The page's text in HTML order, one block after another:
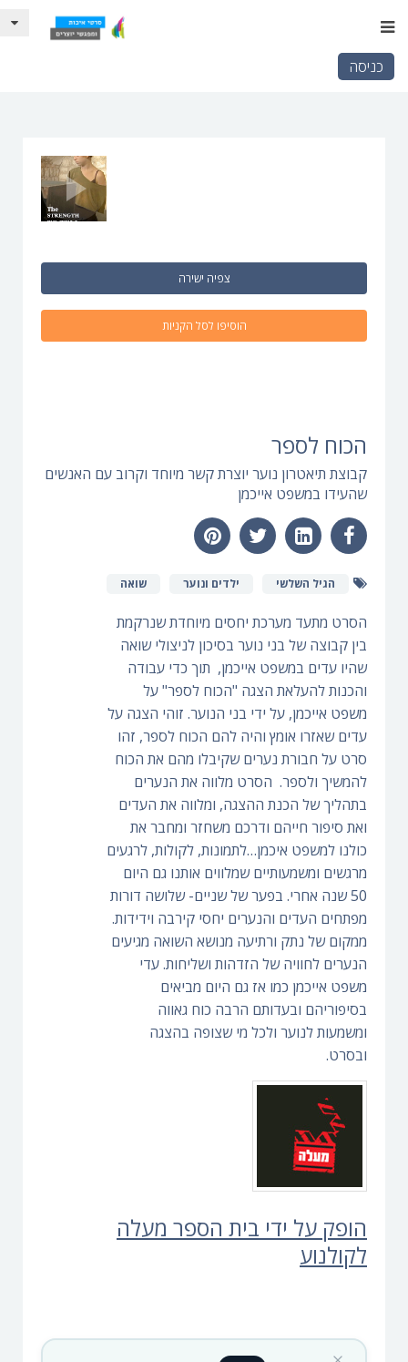
כניסה
צפיה ישירה
הוסיפו לסל הקניות
הכוח לספר
קבוצת תיאטרון נוער יוצרת קשר מיוחד וקרוב עם האנשים
שהעידו במשפט אייכמן
הגיל השלשי ילדים ונוער שואה
הסרט מתעד מערכת יחסים מיוחדת שנרקמת
בין קבוצה של בני נוער בסיכון לניצולי שואה
שהיו עדים במשפט אייכמן, תוך כדי עבודה
והכנות להעלאת הצגה "הכוח לספר" על
משפט אייכמן, על ידי בני הנוער. זוהי הצגה על
עדים שאזרו אומץ והיה להם הכוח לספר, זהו
סרט על חבורת נערים שקיבלו מהם את הכוח
להמשיך ולספר. הסרט מלווה את הנערים
בתהליך של הכנת ההצגה, ומלווה את העדים
ואת סיפור חייהם ודרכם משחזר ומחבר את
כולנו למשפט איכמן…לתמונות, לקולות, לרגעים
מרגשים ומשמעותיים שמלווים אותנו גם היום
50 שנה אחרי. בפער של שניים- שלושה דורות
מפתחים העדים והנערים יחסי קירבה וידידות.
ממקום של נתק ורתיעה מנושא השואה מגיעים
הנערים לחוויה של הזדהות ושליחות. עדי
משפט אייכמן כמו אז גם היום מביאים
בסיפוריהם ובעדותם הרבה כוח גאווה
ומשמעות לנוער ולכל מי שצופה בהצגה
ובסרט.
הופק על ידי בית הספר מעלה
לקולנוע